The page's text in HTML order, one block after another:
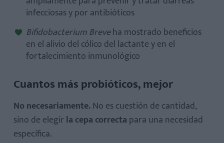
infecciosas y por antibióticos
Bifidobacterium Breveha mostrado beneficios
en el alivio del cólico del lactante y en el
fortalecimiento inmunológico
Cuantos más probióticos, mejor
No necesariamente.No es cuestión de cantidad,
sino de elegir la cepa correcta para una necesidad
específica.